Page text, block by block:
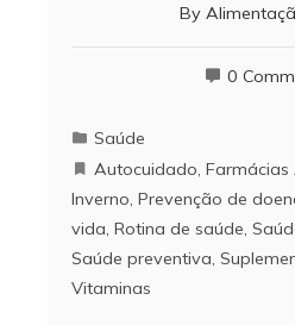
By
0
Saúde
Autocuidado, Farmácias
Inverno, Prevenção de
vida, Rotina de saúde,
Saúde preventiva,
Vitaminas